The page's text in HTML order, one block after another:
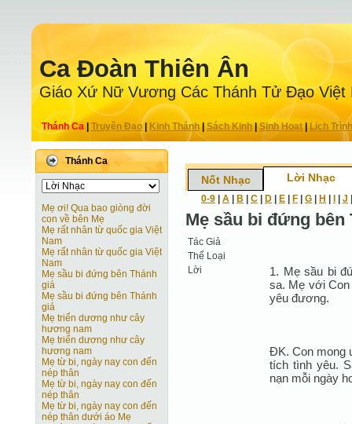
Ca Ðoàn Thiên Ân
Giáo Xứ Nữ Vương Các Thánh Tử Ðạo Việt
Thánh Ca Truyện Ðạo| Kinh Thánh Sách Kinh|Sinh Hoạt| Lịch Trình
Thánh Ca
Mẹ ơi! Qua bao giòng đời
con về bên Mẹ
Mẹ rất nhân từ quốc gia Việt
Nam
Mẹ rất nhân từ quốc gia Việt
Nam
Mẹ sầu bi đứng bên Thánh
giá
Mẹ sầu bi đứng bên Thánh
giá
Mẹ triển dương như cây
hương nam
Mẹ triển dương như cây
hương nam
Mẹ từ bi, ngày nay con đến
nép thân
Mẹ từ bi, ngày nay con đến
nép thân
Mẹ từ bi, ngày nay con đến
nép thân dưới áo Mẹ
Nốt Nhạc Lời Nhạc
0-9 A B C D E F G H J
Mẹ sầu bi đứng bên
Tác Giả
Thể Loại
Lời
1. Mẹ sầu bi
sa. Mẹ với
yêu đương.
ÐK. Con mong
tích tình yêu.
nạn mỗi ngày